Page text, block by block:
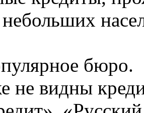
бюро.
не видны